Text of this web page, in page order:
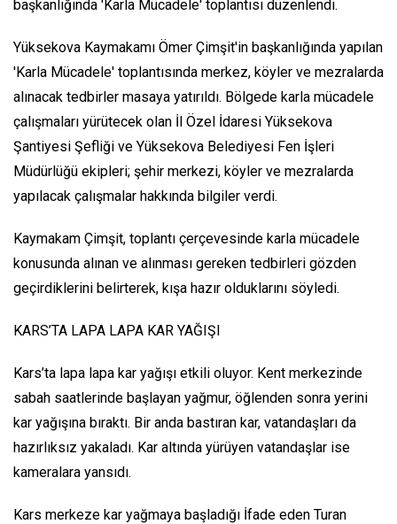
başkanlığında 'Karla Mücadele' toplantısı düzenlendi.
Yüksekova Kaymakamı Ömer Çimşit'in başkanlığında yapılan
'Karla Mücadele' toplantısında merkez, köyler ve mezralarda
alınacak tedbirler masaya yatırıldı. Bölgede karla mücadele
çalışmaları yürütecek olan İl Özel İdaresi Yüksekova
Şantiyesi Şefliği ve Yüksekova Belediyesi Fen İşleri
Müdürlüğü ekipleri; şehir merkezi, köyler ve mezralarda
yapılacak çalışmalar hakkında bilgiler verdi.
Kaymakam Çimşit, toplantı çerçevesinde karla mücadele
konusunda alınan ve alınması gereken tedbirleri gözden
geçirdiklerini belirterek, kışa hazır olduklarını söyledi.
KARS’TA LAPA LAPA KAR YAĞIŞI
Kars’ta lapa lapa kar yağışı etkili oluyor. Kent merkezinde
sabah saatlerinde başlayan yağmur, öğlenden sonra yerini
kar yağışına bıraktı. Bir anda bastıran kar, vatandaşları da
hazırlıksız yakaladı. Kar altında yürüyen vatandaşlar ise
kameralara yansıdı.
Kars merkeze kar yağmaya başladığı İfade eden Turan